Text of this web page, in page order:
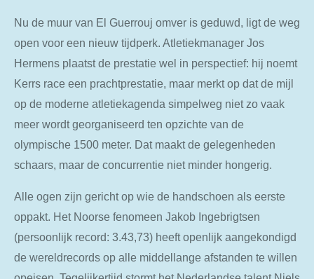
Nu de muur van El Guerrouj omver is geduwd, ligt de weg
open voor een nieuw tijdperk. Atletiekmanager Jos
Hermens plaatst de prestatie wel in perspectief: hij noemt
Kerrs race een prachtprestatie, maar merkt op dat de mijl
op de moderne atletiekagenda simpelweg niet zo vaak
meer wordt georganiseerd ten opzichte van de
olympische 1500 meter. Dat maakt de gelegenheden
schaars, maar de concurrentie niet minder hongerig.
Alle ogen zijn gericht op wie de handschoen als eerste
oppakt. Het Noorse fenomeen Jakob Ingebrigtsen
(persoonlijk record: 3.43,73) heeft openlijk aangekondigd
de wereldrecords op alle middellange afstanden te willen